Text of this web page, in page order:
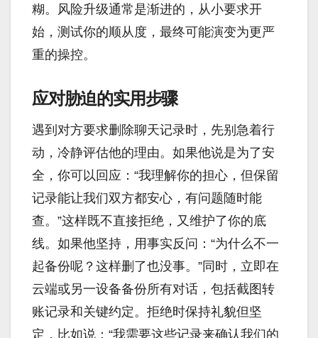
糊。风险升级通常是渐进的，从小要求开
始，测试你的顺从度，最终可能演变为更严
重的操控。
应对胁迫的实用步骤
遇到对方要求删除聊天记录时，先别急着行
动，冷静评估他的理由。如果他说是为了安
全，你可以回应：“我理解你的担心，但保留
记录能让我们双方都安心，有问题随时能
查。”这样既不直接拒绝，又维护了你的底
线。如果他坚持，用事实反问：“为什么不一
起备份呢？这样删了也没事。”同时，立即在
云端或另一设备备份所有对话，包括截图转
账记录和关键约定。拒绝时保持礼貌但坚
定，比如说：“我需要这些记录来确认我们的